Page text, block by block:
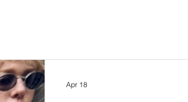
Apr 18